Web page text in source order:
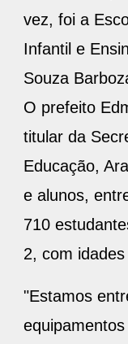
vez, foi a
Infantil e
Souza
O prefeito
titular da
Educação,
e alunos,
710
2, com
"Estamos